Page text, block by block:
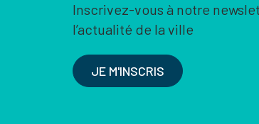
Inscrivez-vous à notre
l’actualité de la ville
JE M'INSCRIS